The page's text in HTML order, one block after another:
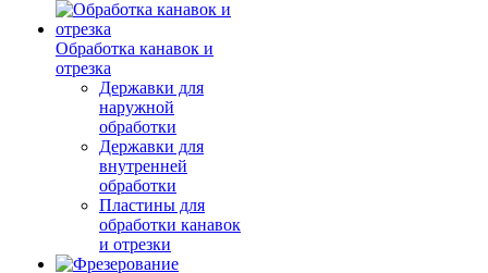
Обработка канавок и
отрезка
Державки для
наружной
обработки
Державки для
внутренней
обработки
Пластины для
обработки канавок
и отрезки